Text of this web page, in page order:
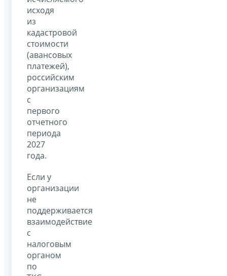
исходя
из
кадастровой
стоимости
(авансовых
платежей),
российским
организациям
с
первого
отчетного
периода
2027
года.
Если у
организации
не
поддерживается
взаимодействие
с
налоговым
органом
по